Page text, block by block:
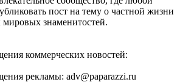
пост на тему о частной жизни
знаменитостей.
коммерческих новостей:
рекламы: adv@paparazzi.ru